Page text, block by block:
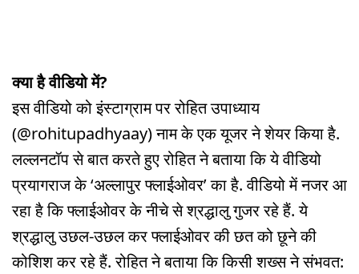
क्या है वीडियो में?
इस वीडियो को इंस्टाग्राम पर रोहित उपाध्याय
(@rohitupadhyaay) नाम के एक यूजर ने शेयर किया है.
लल्लनटॉप से बात करते हुए रोहित ने बताया कि ये वीडियो
प्रयागराज के ‘अल्लापुर फ्लाईओवर’ का है. वीडियो में नजर आ
रहा है कि फ्लाईओवर के नीचे से श्रद्धालु गुजर रहे हैं. ये
श्रद्धालु उछल-उछल कर फ्लाईओवर की छत को छूने की
कोशिश कर रहे हैं. रोहित ने बताया कि किसी शख्स ने संभवत: